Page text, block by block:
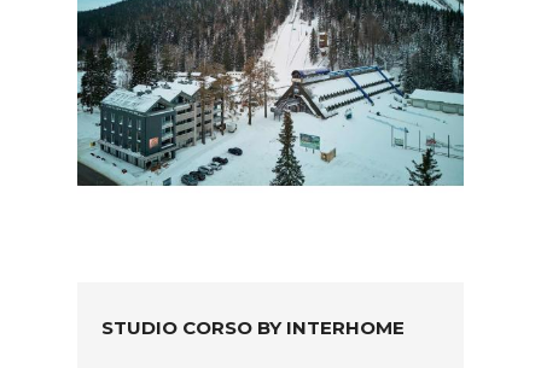
STUDIO CORSO BY INTERHOME